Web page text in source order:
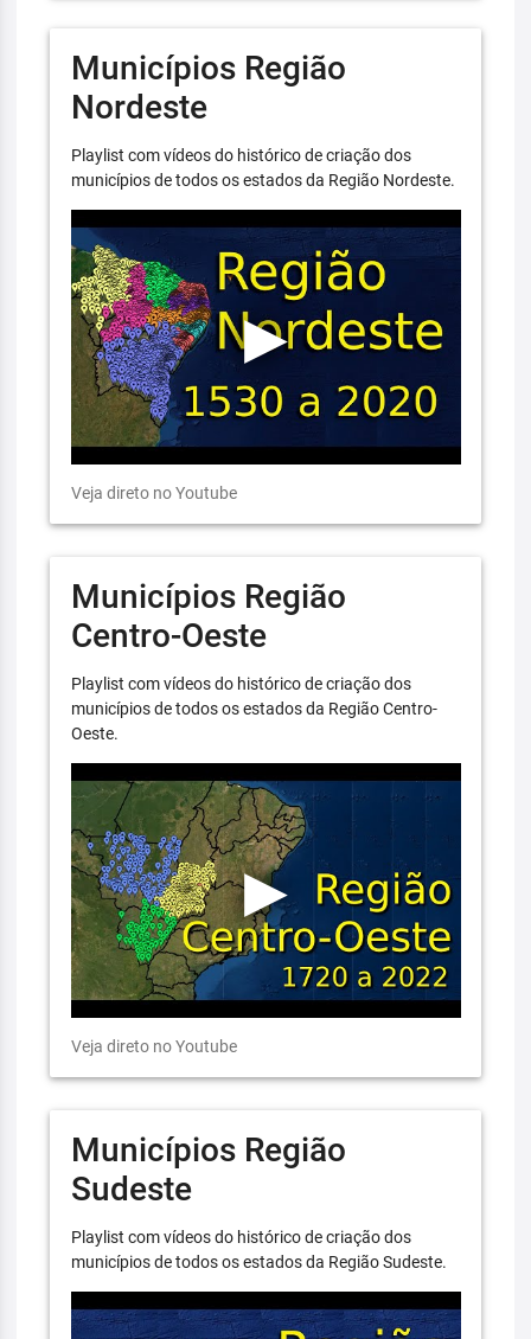
Municípios Região
Nordeste
Playlist com vídeos do histórico de criação dos
municípios de todos os estados da Região Nordeste.
Veja direto no Youtube
Municípios Região
Centro-Oeste
Playlist com vídeos do histórico de criação dos
municípios de todos os estados da Região Centro-
Oeste.
Veja direto no Youtube
Municípios Região
Sudeste
Playlist com vídeos do histórico de criação dos
municípios de todos os estados da Região Sudeste.